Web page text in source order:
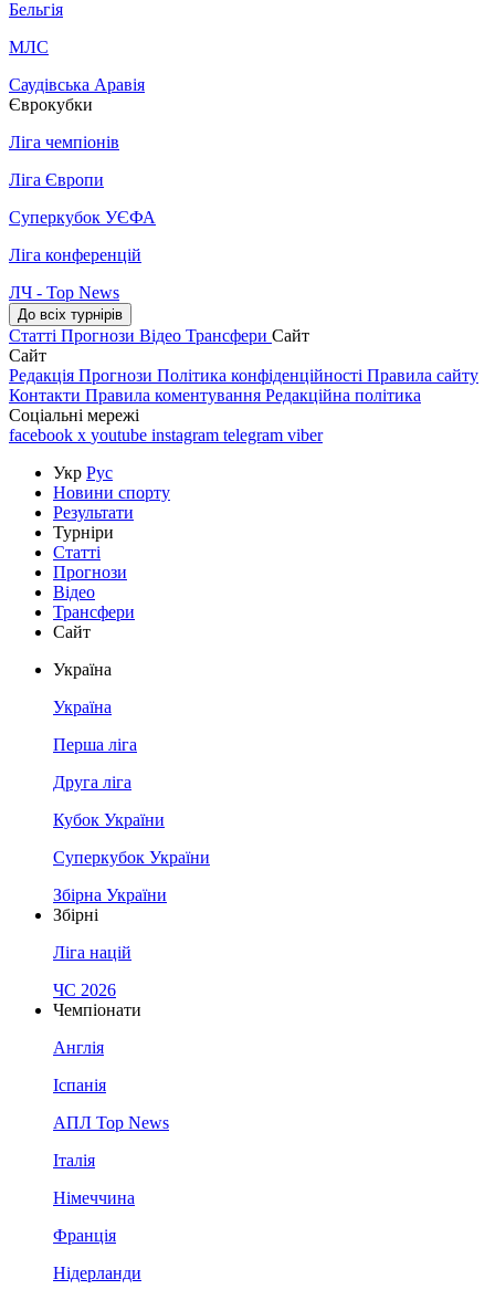
Бельгія
МЛС
Саудівська Аравія
Єврокубки
Ліга чемпіонів
Ліга Європи
Суперкубок УЄФА
Ліга конференцій
ЛЧ - Top News
До всіх турнірів
Статті Прогнози Відео Трансфери Сайт
Сайт
Редакція Прогнози Політика конфіденційності Правила сайту
Контакти Правила коментування Редакційна політика
Соціальні мережі
facebook x youtube instagram telegram viber
Укр Рус
Новини спорту
Результати
Турніри
Статті
Прогнози
Відео
Трансфери
Сайт
Україна
Україна
Перша ліга
Друга ліга
Кубок України
Суперкубок України
Збірна України
Збірні
Ліга націй
ЧС 2026
Чемпіонати
Англія
Іспанія
АПЛ Top News
Італія
Німеччина
Франція
Нідерланди